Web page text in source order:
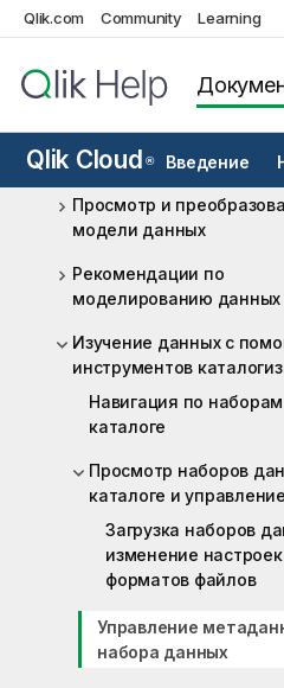
Qlik.com Community Learning
Qlik Cloud ® Введение
Добавление данных
управление ими
Загрузка данных
Моделирование данных
Просмотр и
модели данных
Рекомендации по
моделированию данных
Изучение данных с
инструментов
Навигация по
каталоге
Просмотр наборов
каталоге и
Загрузка наборов
изменение настроек
форматов файлов
Управление
набора данных